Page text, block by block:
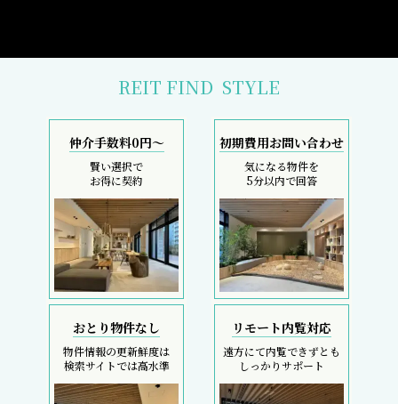
REIT FIND STYLE
仲介手数料0円～
賢い選択で
お得に契約
初期費用お問い合わせ
気になる物件を
5分以内で回答
おとり物件なし
物件情報の更新鮮度は
検索サイトでは高水準
リモート内覧対応
遠方にて内覧できずとも
しっかりサポート